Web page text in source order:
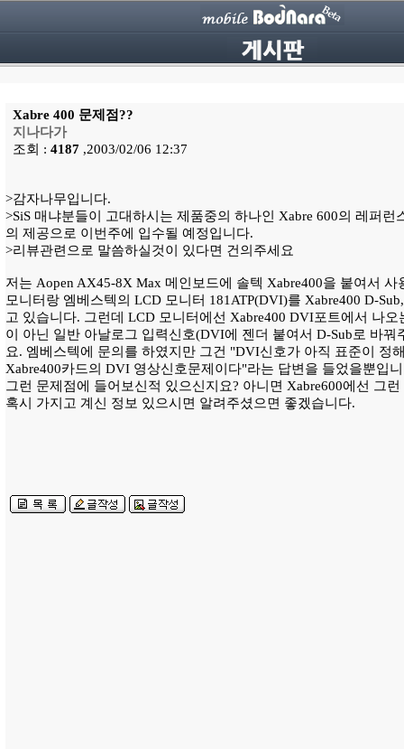
Xabre 400 문제점??
지나다가
조회 : 4187 ,2003/02/06 12:37
>감자나무입니다.
>SiS 매냐분들이 고대하시는 제품중의 하나인 Xabre 600의 레퍼런
의 제공으로 이번주에 입수될 예정입니다.
>리뷰관련으로 말씀하실것이 있다면 건의주세요
저는 Aopen AX45-8X Max 메인보드에 솔텍 Xabre400을 붙여서 사
모니터랑 엠베스텍의 LCD 모니터 181ATP(DVI)를 Xabre400 D-
고 있습니다. 그런데 LCD 모니터에선 Xabre400 DVI포트에서 나
이 아닌 일반 아날로그 입력신호(DVI에 젠더 붙여서 D-Sub로 바꿔
요. 엠베스텍에 문의를 하였지만 그건 "DVI신호가 아직 표준이 정
Xabre400카드의 DVI 영상신호문제이다"라는 답변을 들었을뿐입
그런 문제점에 들어보신적 있으신지요? 아니면 Xabre600에선 그
혹시 가지고 계신 정보 있으시면 알려주셨으면 좋겠습니다.